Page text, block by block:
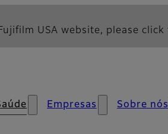
USA website, please
Empresas Sobre nós